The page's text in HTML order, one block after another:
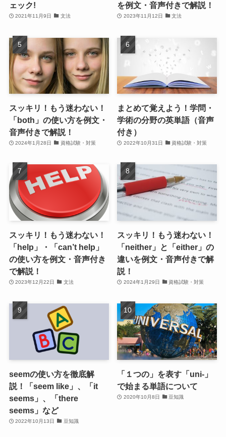
ェック!
2021年11月9日 文法
を例文・音声付きで解説！
2023年11月12日 文法
スッキリ！もう迷わない！
「both」の使い方を例文・
音声付きで解説！
2024年1月28日 資格試験・対策
まとめて覚えよう！学問・
学術の分野の英単語（音声
付き）
2022年10月31日 資格試験・対策
スッキリ！もう迷わない！
「help」・「can’t help」
の使い方を例文・音声付き
で解説！
2023年12月22日 文法
スッキリ！もう迷わない！
「neither」と「either」の
違いを例文・音声付きで解
説！
2024年1月29日 資格試験・対策
seemの使い方を徹底解
説！「seem like」、「it
seems」、「there
seems」など
2022年10月13日 豆知識
「１つの」を表す「uni-」
で始まる単語について
2020年10月8日 豆知識